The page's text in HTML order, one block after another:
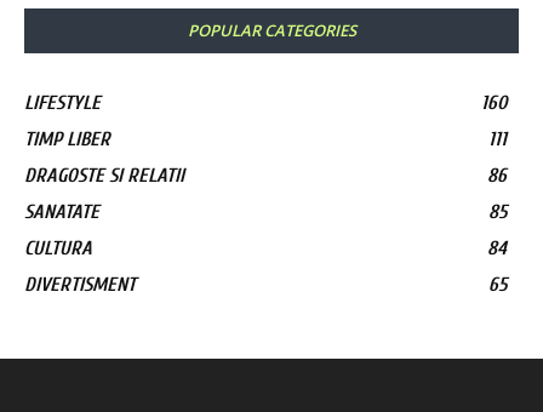
POPULAR CATEGORIES
LIFESTYLE
160
TIMP LIBER
111
DRAGOSTE SI RELATII
86
SANATATE
85
CULTURA
84
DIVERTISMENT
65